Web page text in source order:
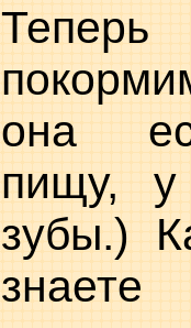
она
пищу,
зубы.)